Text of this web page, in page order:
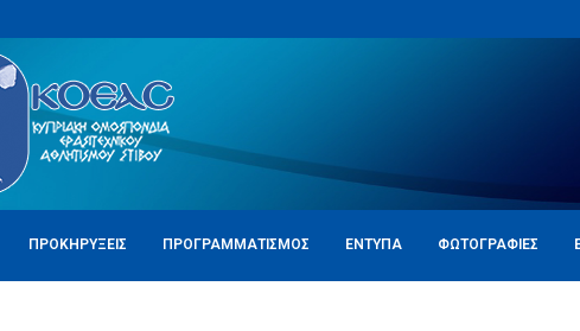
ΠΡΟΚΗΡΎΞΕΙΣ ΠΡΟΓΡΑΜΜΑΤΙΣΜΌΣ ΈΝΤΥΠΑ ΦΩΤΟΓΡΑΦΊΕΣ